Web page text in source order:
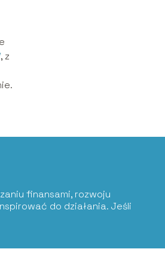
, z
finansami, rozwoju
do działania. Jeśli